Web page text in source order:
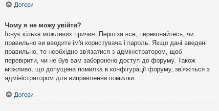
Догори
Чому я не можу увійти?
Існує кілька можливих причин. Перш за все, переконайтесь, чи
правильно ви вводите ім'я користувача і пароль. Якщо дані введені
правильно, то необхідно зв'язатися з адміністратором, щоб
перевірити, чи не був вам заборонено доступ до форуму. Також
можливо, що допущена помилка в конфігурації форуму, зв'яжіться з
адміністратором для виправлення помилки.
Догори